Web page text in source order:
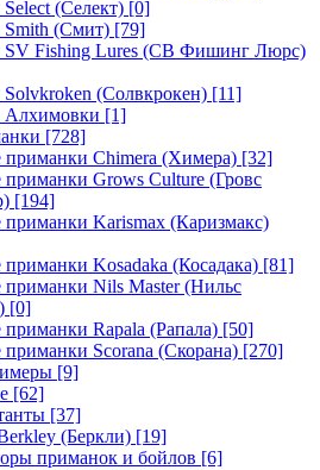
(Селект) [0]
Smith (Смит) [79]
SV Fishing Lures (СВ Фишинг Люрс)
(Солвкрокен) [11]
Алхимовки [1]
[728]
приманки Chimera (Химера) [32]
Grows Culture (Гровс
[194]
Karismax (Каризмакс)
Kosadaka (Косадака) [81]
приманки Nils Master (Нильс
[0]
Rapala (Рапала) [50]
Scorana (Скорана) [270]
[9]
[62]
[37]
(Беркли) [19]
приманок и бойлов [6]